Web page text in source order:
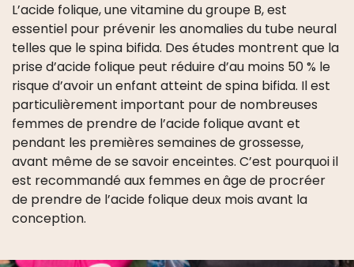
L’acide folique, une vitamine du groupe B, est
essentiel pour prévenir les anomalies du tube neural
telles que le spina bifida. Des études montrent que la
prise d’acide folique peut réduire d’au moins 50 % le
risque d’avoir un enfant atteint de spina bifida. Il est
particulièrement important pour de nombreuses
femmes de prendre de l’acide folique avant et
pendant les premières semaines de grossesse,
avant même de se savoir enceintes. C’est pourquoi il
est recommandé aux femmes en âge de procréer
de prendre de l’acide folique deux mois avant la
conception.